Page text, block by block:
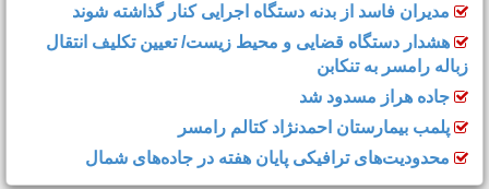
مدیران فاسد از بدنه دستگاه اجرایی کنار گذاشته شوند
هشدار دستگاه قضایی و محیط زیست/ تعیین تکلیف انتقال
زباله رامسر به تنکابن
جاده هراز مسدود شد
پلمب بیمارستان احمدنژاد کتالم رامسر
محدودیت‌های ترافیکی پایان هفته در جاده‌های شمال